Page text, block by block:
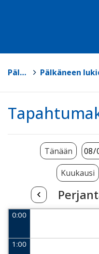
Pälkäne
Kuukausi
Tänään
0:00
1:00